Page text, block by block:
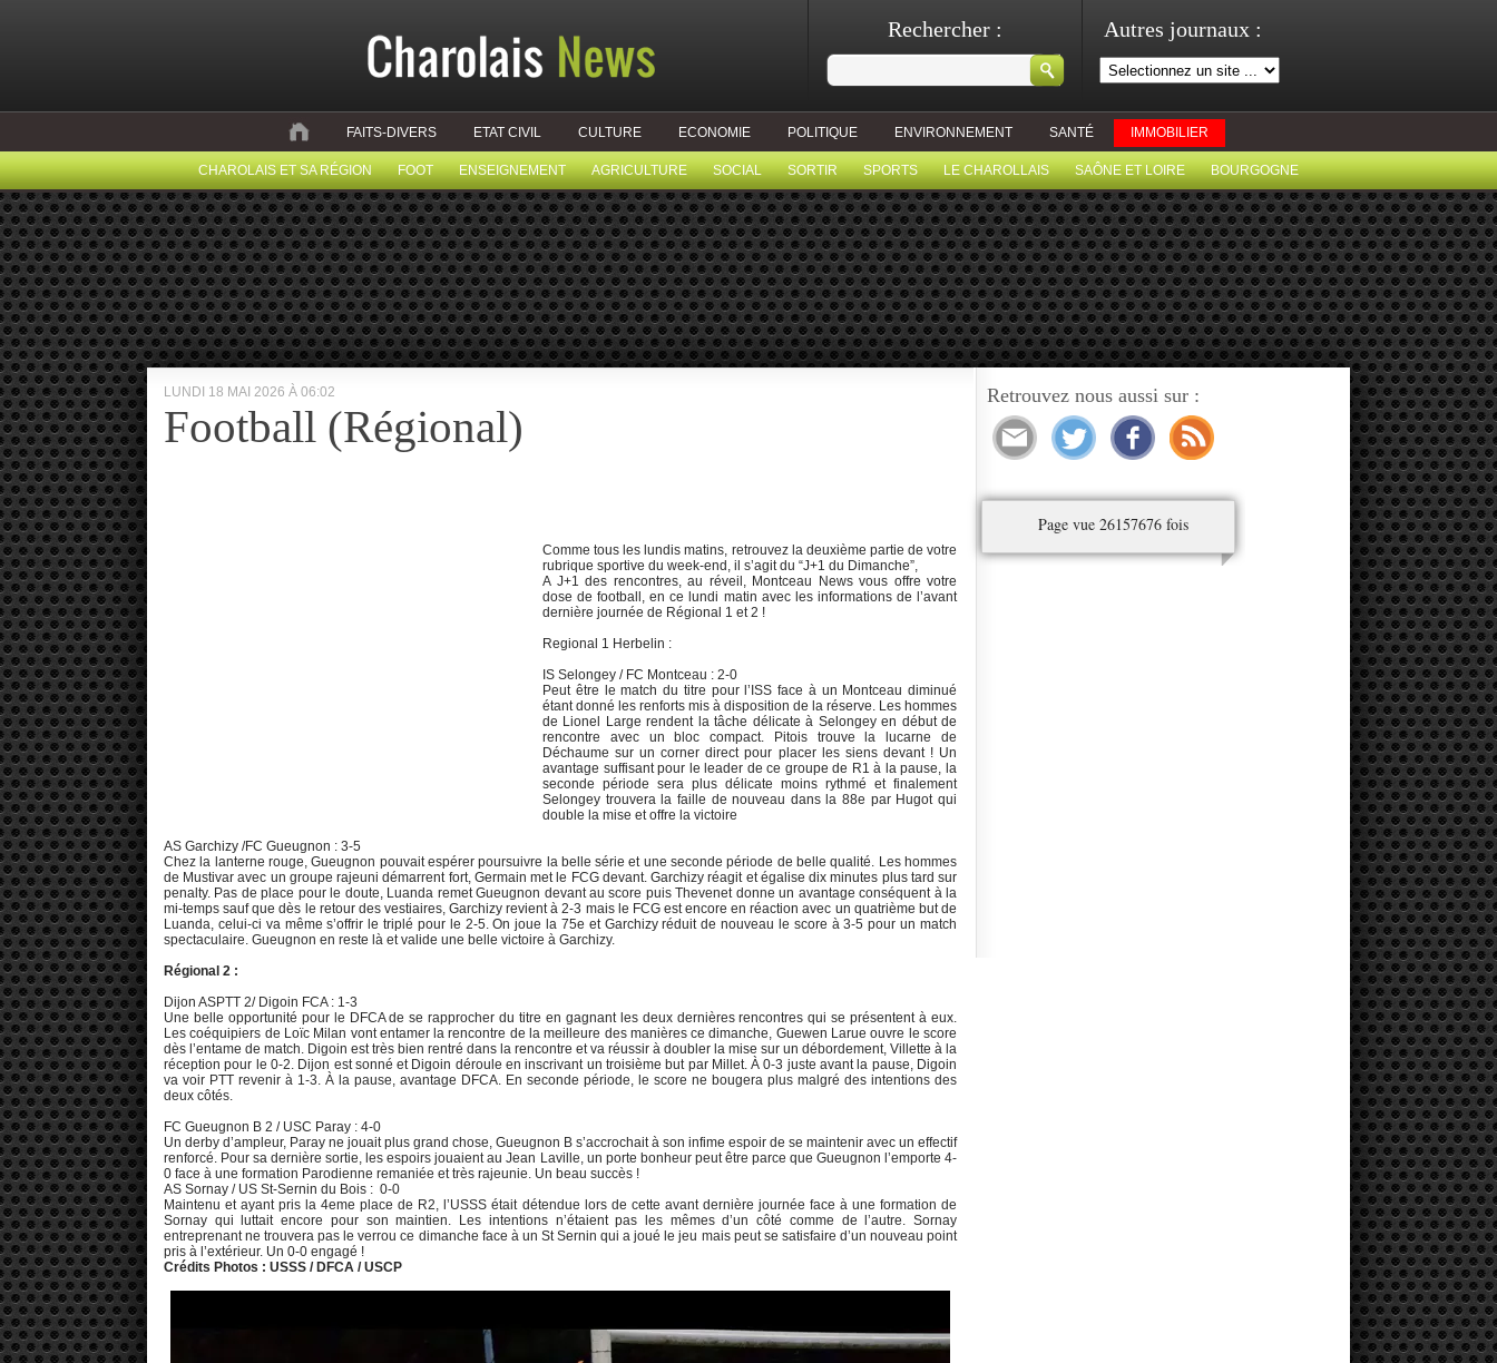
Autres journaux :
Rechercher :
FAITS-DIVERS ETAT CIVIL CULTURE ECONOMIE POLITIQUE ENVIRONNEMENT SANTÉ IMMOBILIER
CHAROLAIS ET SA RÉGION FOOT ENSEIGNEMENT AGRICULTURE SOCIAL SORTIR SPORTS LE CHAROLLAIS SAÔNE ET LOIRE BOURGOGNE
LUNDI 18 MAI 2026 À 06:02
Football (Régional)
Comme tous les lundis matins, retrouvez la deuxième partie de votre
rubrique sportive du week-end, il s’agit du “J+1 du Dimanche”,
A J+1 des rencontres, au réveil, Montceau News vous offre votre
dose de football, en ce lundi matin avec les informations de l’avant
dernière journée de Régional 1 et 2 !
Regional 1 Herbelin :
IS Selongey / FC Montceau : 2-0
Peut être le match du titre pour l’ISS face à un Montceau diminué
étant donné les renforts mis à disposition de la réserve. Les hommes
de Lionel Large rendent la tâche délicate à Selongey en début de
rencontre avec un bloc compact. Pitois trouve la lucarne de
Déchaume sur un corner direct pour placer les siens devant ! Un
avantage suffisant pour le leader de ce groupe de R1 à la pause, la
seconde période sera plus délicate moins rythmé et finalement
Selongey trouvera la faille de nouveau dans la 88e par Hugot qui
double la mise et offre la victoire
AS Garchizy /FC Gueugnon : 3-5
Chez la lanterne rouge, Gueugnon pouvait espérer poursuivre la belle série et une seconde période de belle qualité. Les hommes
de Mustivar avec un groupe rajeuni démarrent fort, Germain met le FCG devant. Garchizy réagit et égalise dix minutes plus tard sur
penalty. Pas de place pour le doute, Luanda remet Gueugnon devant au score puis Thevenet donne un avantage conséquent à la
mi-temps sauf que dès le retour des vestiaires, Garchizy revient à 2-3 mais le FCG est encore en réaction avec un quatrième but de
Luanda, celui-ci va même s’offrir le triplé pour le 2-5. On joue la 75e et Garchizy réduit de nouveau le score à 3-5 pour un match
spectaculaire. Gueugnon en reste là et valide une belle victoire à Garchizy.
Régional 2 :
Dijon ASPTT 2/ Digoin FCA : 1-3
Une belle opportunité pour le DFCA de se rapprocher du titre en gagnant les deux dernières rencontres qui se présentent à eux.
Les coéquipiers de Loïc Milan vont entamer la rencontre de la meilleure des manières ce dimanche, Guewen Larue ouvre le score
dès l’entame de match. Digoin est très bien rentré dans la rencontre et va réussir à doubler la mise sur un débordement, Villette à la
réception pour le 0-2. Dijon est sonné et Digoin déroule en inscrivant un troisième but par Millet. À 0-3 juste avant la pause, Digoin
va voir PTT revenir à 1-3. À la pause, avantage DFCA. En seconde période, le score ne bougera plus malgré des intentions des
deux côtés.
FC Gueugnon B 2 / USC Paray : 4-0
Un derby d’ampleur, Paray ne jouait plus grand chose, Gueugnon B s’accrochait à son infime espoir de se maintenir avec un effectif
renforcé. Pour sa dernière sortie, les espoirs jouaient au Jean Laville, un porte bonheur peut être parce que Gueugnon l’emporte 4-
0 face à une formation Parodienne remaniée et très rajeunie. Un beau succès !
AS Sornay / US St-Sernin du Bois : 0-0
Maintenu et ayant pris la 4eme place de R2, l’USSS était détendue lors de cette avant dernière journée face à une formation de
Sornay qui luttait encore pour son maintien. Les intentions n’étaient pas les mêmes d’un côté comme de l’autre. Sornay
entreprenant ne trouvera pas le verrou ce dimanche face à un St Sernin qui a joué le jeu mais peut se satisfaire d’un nouveau point
pris à l’extérieur. Un 0-0 engagé !
Crédits Photos : USSS / DFCA / USCP
Retrouvez nous aussi sur :
Page vue 26157676 fois